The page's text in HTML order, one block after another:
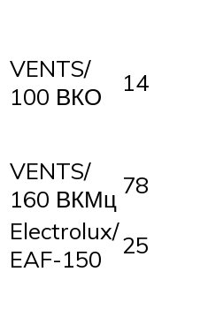
VENTS/
100 ВКО
14
VENTS/
160 ВКМц 78
Electrolux/
EAF-150
25